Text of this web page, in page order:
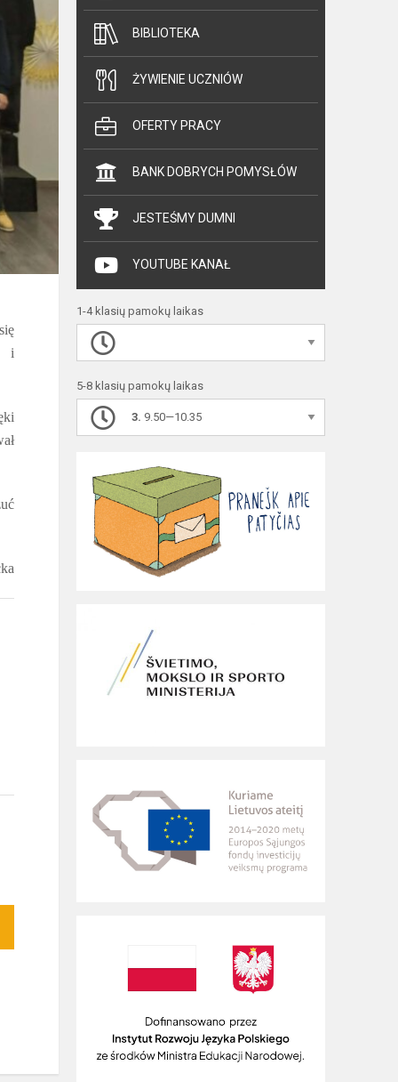
i
BIBLIOTEKA
ŻYWIENIE UCZNIÓW
OFERTY PRACY
BANK DOBRYCH POMYSŁÓW
JESTEŚMY DUMNI
YOUTUBE KANAŁ
1-4 klasių pamokų laikas
5-8 klasių pamokų laikas
3. 9.50—10.35